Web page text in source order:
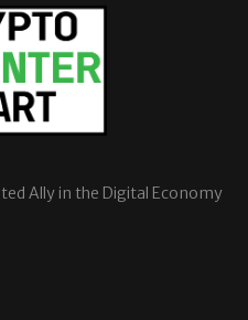
Ally in the Digital Economy